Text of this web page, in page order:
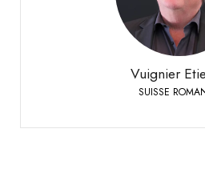
Vuignier
SUISSE
+41 79 310 92 42